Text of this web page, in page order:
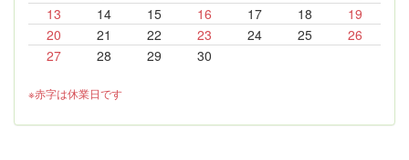
13
14 15 16 17 18
19
20
21 22 23 24 25
26
27
28 29 30
※赤字は休業日です